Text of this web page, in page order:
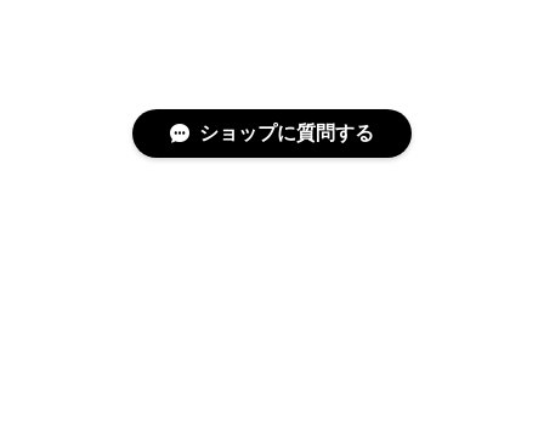
ショップに質問する